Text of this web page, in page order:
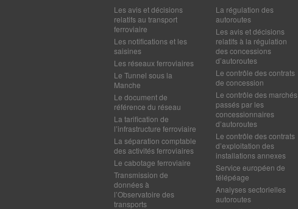
Les avis et décisions
relatifs au transport
ferroviaire
Les notifications et les
saisines
Les réseaux ferroviaires
Le Tunnel sous la
Manche
Le document de
référence du réseau
La tarification de
l’infrastructure ferroviaire
La séparation comptable
des activités ferroviaires
Le cabotage ferroviaire
Transmission de
données à
l’Observatoire des
transports
La régulation des
autoroutes
Les avis et décisions
relatifs à la régulation
des concessions
d’autoroutes
Le contrôle des contrats
de concession
Le contrôle des marchés
passés par les
concessionnaires
d’autoroutes
Le contrôle des contrats
d’exploitation des
installations annexes
Service européen de
télépéage
Analyses sectorielles
autoroutes